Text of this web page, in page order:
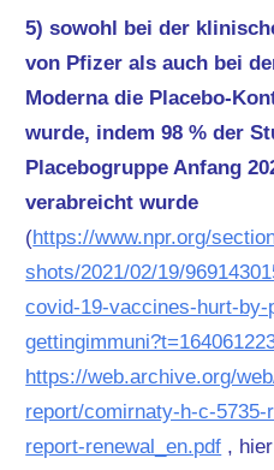
5) sowohl bei der
von Pfizer als auch bei
Moderna die Placebo-
wurde, indem 98 % der
Placebogruppe Anfang
verabreicht wurde
(https://www.npr.org/
shots/2021/02/19/
covid-19-vaccines-hurt-by-
https://web.archive.org/
report/comirnaty-h-c-
report-renewal_en.pdf ,